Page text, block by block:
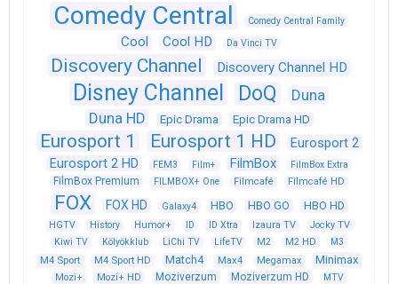
Comedy Central Comedy Central Family
Cool Cool HD Da Vinci TV
Discovery Channel Discovery Channel HD
Disney Channel DoQ
Duna
Duna HD
Epic Drama Epic Drama HD
Eurosport 1 Eurosport 1 HD
Eurosport 2
Eurosport 2 HD
FEM3 Film+ FilmBox FilmBox Extra
FilmBox Premium FILMBOX+ One Filmcafé Filmcafé HD
FOX FOX HD Galaxy4 HBO HBO GO HBO HD
HGTV History Humor+ ID ID Xtra Izaura TV
Jocky TV
Kiwi TV
Kölyökklub LiChi TV LifeTV M2 M2 HD M3
M4 Sport M4 Sport HD Match4 Max4 Megamax Minimax
Mozi+ Mozi+ HD Moziverzum Moziverzum HD
MTV